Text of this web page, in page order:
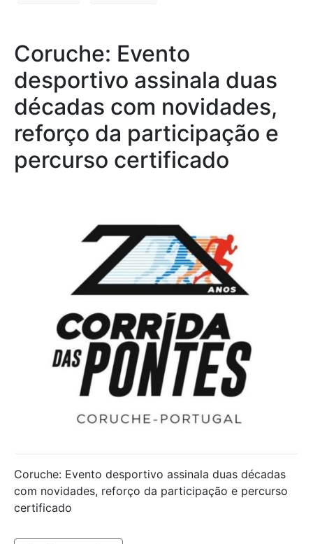
Coruche: Evento
desportivo assinala duas
décadas com novidades,
reforço da participação e
percurso certificado
Coruche: Evento desportivo assinala duas décadas
com novidades, reforço da participação e percurso
certificado